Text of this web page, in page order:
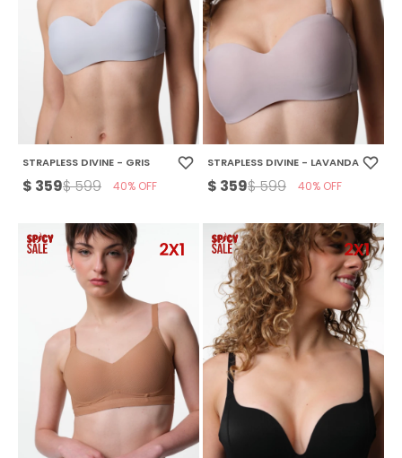
STRAPLESS DIVINE - GRIS
$ 359$599 40
STRAPLESS DIVINE - LAVANDA
$ 359$599 40